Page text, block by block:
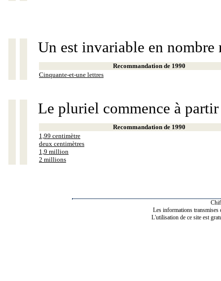
Un est invariable en nombre
Recommandation de 1990
Cinquante-et-une lettres
Le pluriel commence à
Recommandation de 1990
1,99 centimètre
deux centimètres
1,9 million
2 millions
Les informations transmises
L'utilisation de ce site est